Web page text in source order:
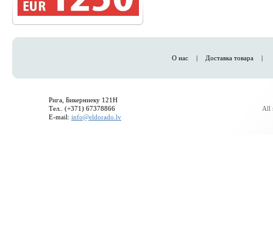
О нас | Доставка товара |
Рига, Бикерниеку 121H
Тел.. (+371) 67378866
E-mail: info@eldorado.lv
All